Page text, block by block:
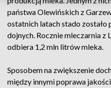
państwa Olewińskich z
ostatnich latach stado
dojnych. Rocznie mleczarnia
odbiera 1,2 mln litrów mleka.
Sposobem na zwiększenie
między innymi poprawa